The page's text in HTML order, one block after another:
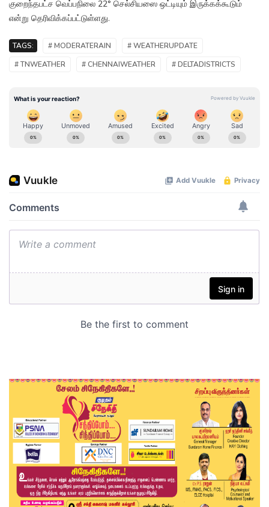
குறைந்தபட்ச வெப்பநிலை 22° செல்சியஸை ஒட்டியும் இருக்கக்கூடும்
என்று தெரிவிக்கப்பட்டுள்ளது.
TAGS: # MODERATERAIN
# WEATHERUPDATE
# TNWEATHER
# CHENNAIWEATHER # DELTADISTRICTS